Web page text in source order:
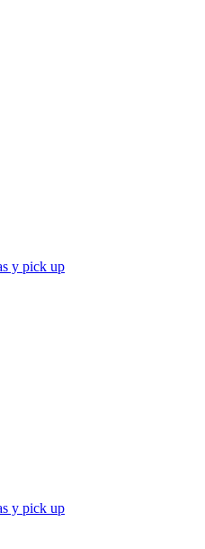
y pick up
y pick up